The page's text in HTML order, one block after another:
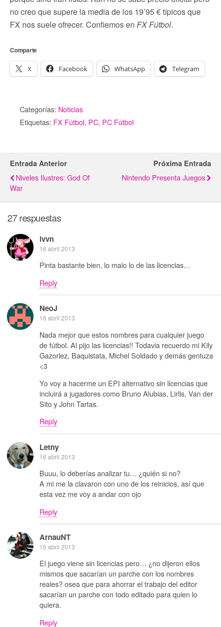
no creo que supere la media de los 19’95 € típicos que
FX nos suele ofrecer. Confiemos en FX Fútbol.
Comparte
X Facebook WhatsApp Telegram
Categorías: Noticias
Etiquetas: FX Fútbol, PC, PC Fútbol
Entrada Anterior
Niveles Ilustres: God Of
War
Próxima Entrada
Nintendo Presenta Juegos
27 respuestas
ivvn
16 abril 2013
Pinta bastante bien, lo malo lo de las licencias…
Reply
NeoJ
16 abril 2013
Nada mejor que estos nombres para cualquier juego
de fútbol. Al pijo las licencias!! Todavia recuerdo mi Kily
Gazorlez, Baquistata, Michel Soldado y demás gentuza
<3
Yo voy a hacerme un EPI alternativo sin licencias que
incluirá a jugadores como Bruno Alubias, Lirlis, Van der
Sito y John Tartas.
Reply
Letny
16 abril 2013
Buuu, lo deberías analizar tu… ¿quién si no?
A mi me la clavaron con uno de los reinicios, así que
esta vez me voy a andar con ojo
Reply
ArnauNT
16 abril 2013
El juego viene sin licencias pero… ¿no dijeron ellos
mismos que sacarían un parche con los nombres
reales? osea que para ahorrar el trabajo del editor
sacarían un parche con todo editado para quien lo
quiera.
Reply